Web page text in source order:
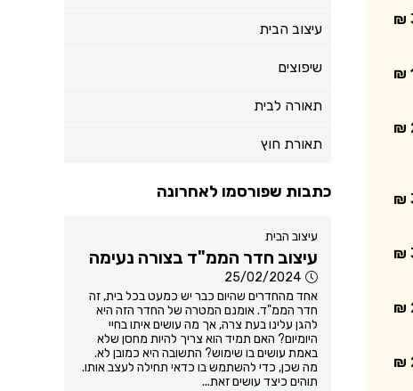
עיצוב הבית
שיפוצים
תאורה לבית
תאורת חוץ
כתבות שפורסמו לאחרונה
עיצוב הבית
עיצוב חדר הממ"ד בצורה נעימה
25/02/2024
אחד מהחדרים שהיום כבר יש כמעט בכל בית, זה
חדר הממ"ד. אומנם המטרה של החדר הזה היא
להגן עלינו בעת צרה, אך מה עושים איתו בחיי
היומיום? האם תמיד הוא צריך להיות מחסן שלא
באמת עושים בו שימוש? התשובה היא כמובן לא.
מה שכן, כדי להשתמש בו כדאי תחילה לעצב אותו.
תוהים כיצד עושים זאת...